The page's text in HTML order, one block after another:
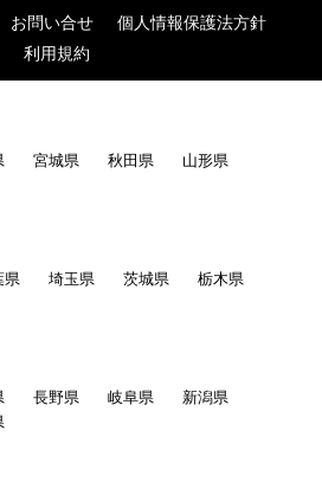
お問い合せ
個人情報保護法方針
利用規約
宮城県 秋田県
山形県
県 埼玉県 茨城県
栃木県
長野県 岐阜県
新潟県